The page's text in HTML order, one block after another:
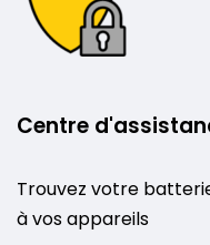
Centre
Trouvez votre
à vos appareils